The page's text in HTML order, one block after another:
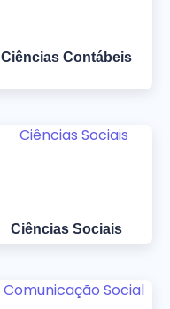
Ciências Contábeis
Ciências Sociais